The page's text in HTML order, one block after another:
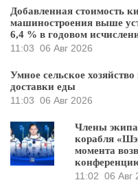
Добавленная стоимость
машиностроения выше
6,4 % в годовом
11:03 06 Авг 2026
Умное сельское
доставки еды
11:03 06 Авг 2026
Члены
корабля
момента
11:02 06 Авг